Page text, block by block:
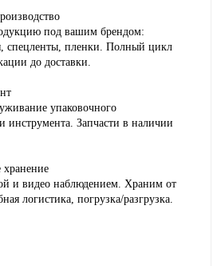
под вашим брендом:
спецленты, пленки. Полный цикл
до доставки.
упаковочного
инструмента. Запчасти в наличии
хранение
и видео наблюдением. Храним от
логистика, погрузка/разгрузка.